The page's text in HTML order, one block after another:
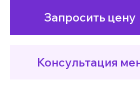
Запросить цену
Консультация